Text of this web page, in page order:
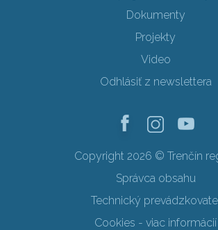
Dokumenty
Projekty
Video
Odhlásiť z newslettera
Copyright 2026 © Trenčín
Správca obsahu
Technický
Cookies - viac informácií